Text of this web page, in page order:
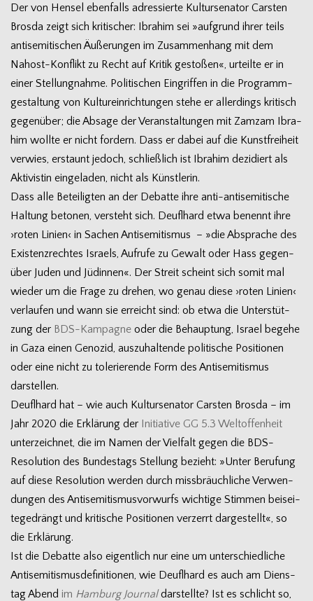
Der von Hen­sel eben­falls adres­sierte Kul­tur­se­na­tor Cars­ten
Brosda zeigt sich kri­ti­scher: Ibra­him sei »auf­grund ihrer teils
anti­se­mi­ti­schen Äuße­run­gen im Zusam­men­hang mit dem
Nahost-Konflikt zu Recht auf Kri­tik gesto­ßen«, urteilte er in
einer Stel­lung­nahme. Poli­ti­schen Ein­grif­fen in die Pro­gramm­
ge­stal­tung von Kul­tur­ein­rich­tun­gen stehe er aller­dings kri­tisch
gegen­über; die Absage der Ver­an­stal­tun­gen mit Zamzam Ibra­
him wollte er nicht for­dern. Dass er dabei auf die Kunst­frei­heit
ver­wies, erstaunt jedoch, schließ­lich ist Ibra­him dezi­diert als
Akti­vis­tin ein­ge­la­den, nicht als Künstlerin.
Dass alle Betei­lig­ten an der Debatte ihre anti-antisemitische
Hal­tung beto­nen, ver­steht sich. Deufl­hard etwa benennt ihre
›roten Linien‹ in Sachen Anti­se­mi­tis­mus – »die Abspra­che des
Exis­tenz­rech­tes Isra­els, Auf­rufe zu Gewalt oder Hass gegen­
über Juden und Jüdin­nen«. Der Streit scheint sich somit mal
wie­der um die Frage zu dre­hen, wo genau diese ›roten Linien‹
ver­lau­fen und wann sie erreicht sind: ob etwa die Unter­stüt­
zung der BDS-Kampagne oder die Behaup­tung, Israel begehe
in Gaza einen Geno­zid, aus­zu­hal­tende poli­ti­sche Posi­tio­nen
oder eine nicht zu tole­rie­rende Form des Anti­se­mi­tis­mus
darstellen.
Deufl­hard hat – wie auch Kul­tur­se­na­tor Cars­ten Brosda – im
Jahr 2020 die Erklä­rung der Initia­tive GG 5.3 Welt­of­fen­heit
unter­zeich­net, die im Namen der Viel­falt gegen die BDS-
Resolution des Bun­des­tags Stel­lung bezieht: »Unter Beru­fung
auf diese Reso­lu­tion wer­den durch miss­bräuch­li­che Ver­wen­
dun­gen des Anti­se­mi­tis­mus­vor­wurfs wich­tige Stim­men bei­sei­
te­ge­drängt und kri­ti­sche Posi­tio­nen ver­zerrt dar­ge­stellt«, so
die Erklärung.
Ist die Debatte also eigent­lich nur eine um unter­schied­li­che
Anti­se­mi­tis­mus­de­fi­ni­tio­nen, wie Deufl­hard es auch am Diens­
tag Abend im Ham­burg Jour­nal dar­stellte? Ist es schlicht so,